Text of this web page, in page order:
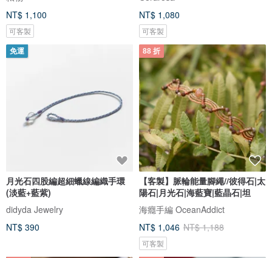
NT$ 1,100
可客製
NT$ 1,080
可客製
免運
月光石四股編超細蠟線編織手環
(淡藍+藍紫)
didyda Jewelry
NT$ 390
88 折
【客製】脈輪能量腳繩//彼得石|太
陽石|月光石|海藍寶|藍晶石|坦
海癮手編 OceanAddict
NT$ 1,046 NT$ 1,188
可客製